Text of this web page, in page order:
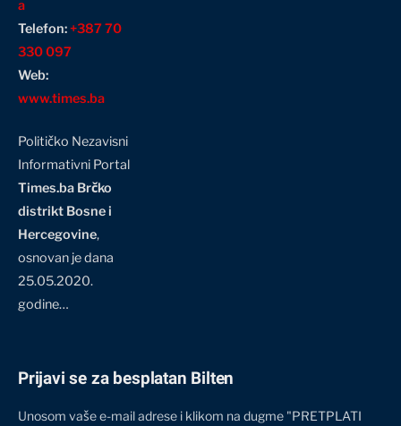
a
Telefon:+387 70
330 097
Web:
www.times.ba
Političko Nezavisni
Informativni Portal
Times.ba Brčko
distrikt Bosne i
Hercegovine,
osnovan je dana
25.05.2020.
godine…
Prijavi se za besplatan Bilten
Unosom vaše e-mail adrese i klikom na dugme "PRETPLATI